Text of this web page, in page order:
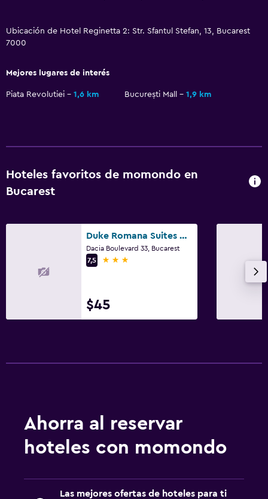
Ubicación de Hotel Reginetta 2: Str. Sfantul Stefan, 13, Bucarest
7000
Mejores lugares de interés
Piata Revolutiei 1,6 km București Mall 1,9 km
Hoteles favoritos de momondo en
Bucarest
Duke Romana Suites by Olala!
Dacia Boulevard 33, Bucarest
7,5
3 estrellas
$45
Ahorra al reservar
hoteles con momondo
Las mejores ofertas de hoteles para ti